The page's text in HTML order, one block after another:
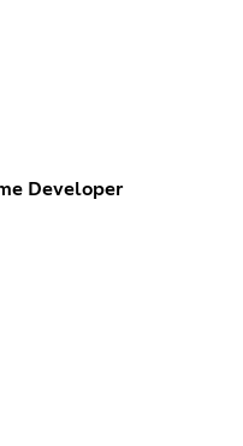
Developer